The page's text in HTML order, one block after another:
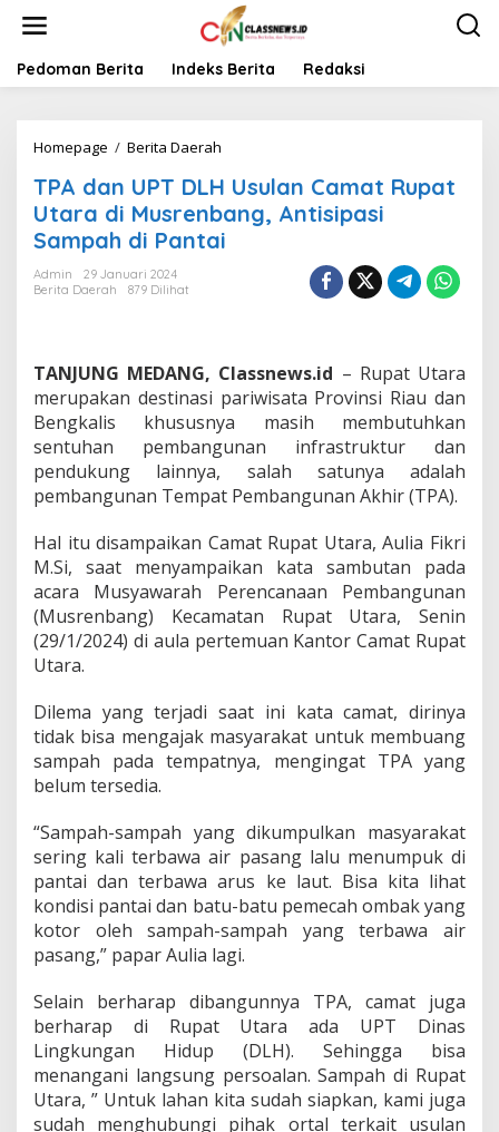
t
Pedoman Berita Indeks Berita Redaksi
Homepage / Berita Daerah
A
d
a
n
H
s
u
l
n
C
m
a
t
R
u
p
U
t
a
r
i
M
u
s
r
e
n
b
n
A
n
t
TPA dan UPT DLH Usulan Camat Rupat
Utara di Musrenbang, Antisipasi
Sampah di Pantai
Admin
29 Januari 2024
Berita Daerah
879 Dilihat
TANJUNG MEDANG, Classnews.id – Rupat Utara
merupakan destinasi pariwisata Provinsi Riau dan
Bengkalis khususnya masih membutuhkan
sentuhan pembangunan infrastruktur dan
pendukung lainnya, salah satunya adalah
pembangunan Tempat Pembangunan Akhir (TPA).
Hal itu disampaikan Camat Rupat Utara, Aulia Fikri
M.Si, saat menyampaikan kata sambutan pada
acara Musyawarah Perencanaan Pembangunan
(Musrenbang) Kecamatan Rupat Utara, Senin
(29/1/2024) di aula pertemuan Kantor Camat Rupat
Utara.
Dilema yang terjadi saat ini kata camat, dirinya
tidak bisa mengajak masyarakat untuk membuang
sampah pada tempatnya, mengingat TPA yang
belum tersedia.
“Sampah-sampah yang dikumpulkan masyarakat
sering kali terbawa air pasang lalu menumpuk di
pantai dan terbawa arus ke laut. Bisa kita lihat
kondisi pantai dan batu-batu pemecah ombak yang
kotor oleh sampah-sampah yang terbawa air
pasang,” papar Aulia lagi.
Selain berharap dibangunnya TPA, camat juga
berharap di Rupat Utara ada UPT Dinas
Lingkungan Hidup (DLH). Sehingga bisa
menangani langsung persoalan. Sampah di Rupat
Utara, ” Untuk lahan kita sudah siapkan, kami juga
sudah menghubungi pihak ortal terkait usulan